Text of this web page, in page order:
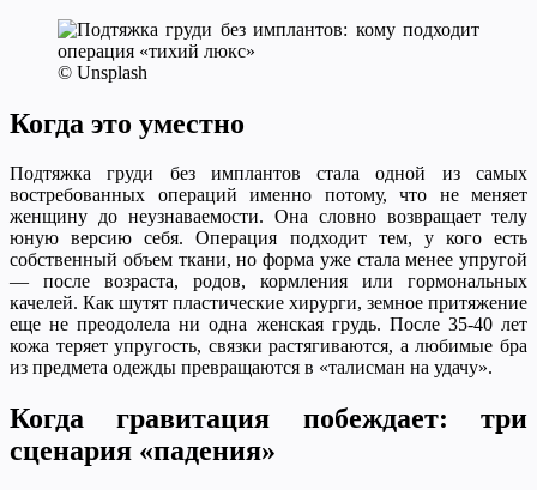
© Unsplash
Когда это уместно
Подтяжка груди без имплантов стала одной из самых
востребованных операций именно потому, что не меняет
женщину до неузнаваемости. Она словно возвращает телу
юную версию себя. Операция подходит тем, у кого есть
собственный объем ткани, но форма уже стала менее упругой
— после возраста, родов, кормления или гормональных
качелей. Как шутят пластические хирурги, земное притяжение
еще не преодолела ни одна женская грудь. После 35-40 лет
кожа теряет упругость, связки растягиваются, а любимые бра
из предмета одежды превращаются в «талисман на удачу».
Когда гравитация побеждает: три
сценария «падения»